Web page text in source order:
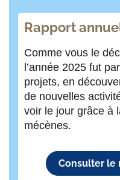
Rapport
Comme vous le
l’année 2025 fut
projets, en
de nouvelles
voir le jour grâce à
mécènes.
Consulter le